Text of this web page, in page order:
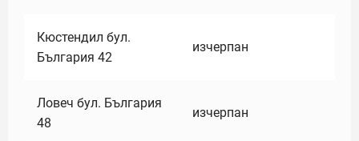
Кюстендил бул.
България 42
изчерпан
Ловеч бул. България
48
изчерпан